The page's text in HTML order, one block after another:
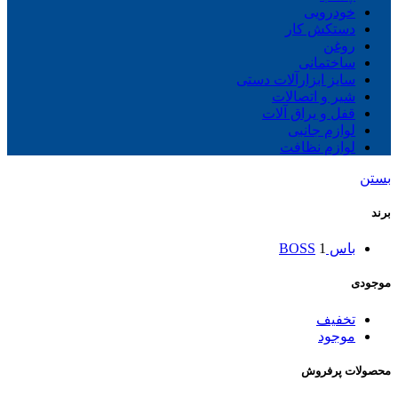
خودرویی
دستکش کار
روغن
ساختمانی
سایز ابزارآلات دستی
شیر و اتصالات
قفل و یراق آلات
لوازم جانبی
لوازم نظافت
بستن
برند
باس BOSS 1
موجودی
تخفیف
موجود
محصولات پرفروش